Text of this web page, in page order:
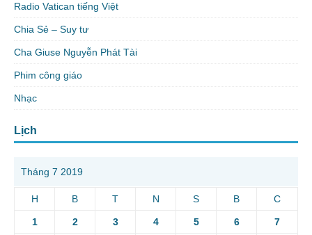
Radio Vatican tiếng Việt
Chia Sẻ – Suy tư
Cha Giuse Nguyễn Phát Tài
Phim công giáo
Nhạc
Lịch
Tháng 7 2019
H B T N S B C
1 2 3 4 5 6 7